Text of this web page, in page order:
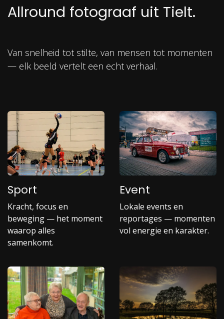
Allround fotograaf uit Tielt.
Van snelheid tot stilte, van mensen tot momenten
— elk beeld vertelt een echt verhaal.
Sport
Kracht, focus en
beweging — het moment
waarop alles
samenkomt.
Event
Lokale events en
reportages — momenten
vol energie en karakter.